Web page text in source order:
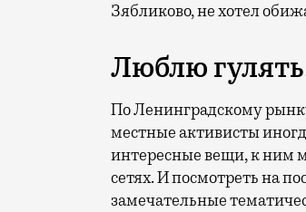
Зябликово, не хотел
Люблю
По Ленинградскому
местные активисты
интересные вещи, к ним
сетях. И посмотреть на
замечательные